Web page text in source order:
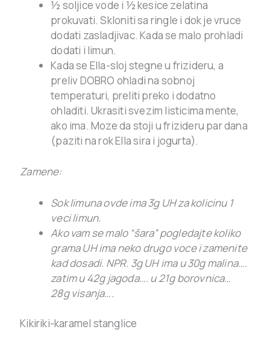
½ soljice vode i ½ kesice zelatina
prokuvati. Skloniti sa ringle i dok je vruce
dodati zasladjivac. Kada se malo prohladi
dodati i limun.
Kada se Ella-sloj stegne u frizideru, a
preliv DOBRO ohladi na sobnoj
temperaturi, preliti preko i dodatno
ohladiti. Ukrasiti svezim listicima mente,
ako ima. Moze da stoji u frizideru par dana
(paziti na rok Ella sira i jogurta).
Zamene:
Sok limuna ovde ima 3g UH za kolicinu 1
veci limun.
Ako vam se malo “šara” pogledajte koliko
grama UH ima neko drugo voce i zamenite
kad dosadi. NPR. 3g UH ima u 30g malina….
zatim u 42g jagoda…. u 21g borovnica…
28g visanja….
Kikiriki-karamel stanglice